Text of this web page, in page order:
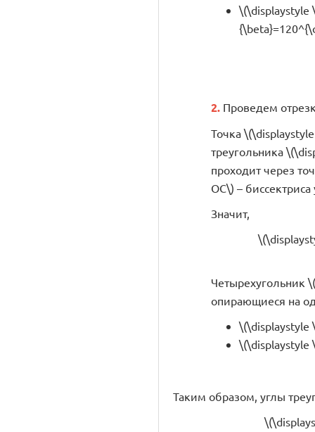
\(\displaystyle
2.Проведем
Точка
треугольника
проходит через
OC\) –
Значит,
Четырехугольник
опирающиеся на
\(\displaystyle
\(\displaystyle
Таким образом, углы